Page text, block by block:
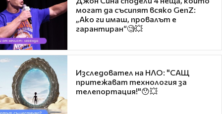
могат да съсипят всяко GenZ:
„Ако ги имаш, провалът е
гарантиран“🧐💥
Изследовател на НЛО: "САЩ
притежават технология за
телепортация!"😯💥